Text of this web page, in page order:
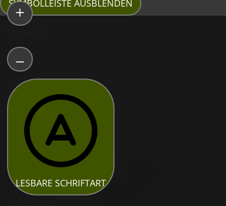
SYMBOLLEISTE AUSBLENDEN
LESBARE SCHRIFTART